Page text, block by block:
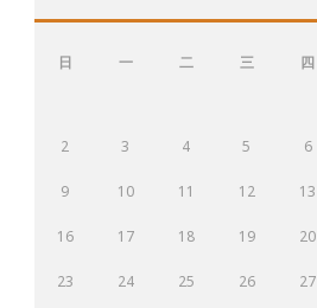
日 一 二 三 四
2 3 4 5 6
9 10 11 12 13
16 17 18 19 20
23 24 25 26 27